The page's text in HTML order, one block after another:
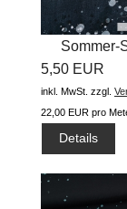
Sommer-
5,50 EUR
inkl. MwSt. zzgl.
22,00 EUR pro
Details